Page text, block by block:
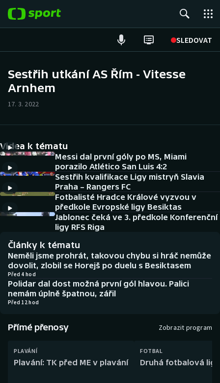
SLEDOVAT
Hokej
Cyklistika
DALŠÍ SPORTY
Americký fotbal
Baseball a softbal
Basketbal
Biatlon
Boby a skeleton
Box
Curling
NEPŘEHLÉDNĚTE
Historické návraty
Aplikace ČT sport
AZ kvíz
Sestřih utkání AS Řím - Vitesse
Arnhem
17. 3. 2022
Videa k tématu
Messi dal první góly po MS, Miami
porazilo Atlético San Luis 4:2
Sestřih kvalifikace Ligy mistryň Slavia
Praha – Rangers FC
Fotbalisté Hradce Králové vyzvou v
předkole Evropské ligy Besiktas
Jablonec čeká ve 3. předkole Konferenční
ligy RFS Riga
Články k tématu
Neměli jsme prohrát, takovou chybu si hráč nemůže
dovolit, zlobil se Horejš po duelu s Besiktasem
Před 4 hod
Polidar dal dost možná první gól hlavou. Palici
nemám úplně špatnou, zářil
Před 12 hod
Přímé přenosy Zobrazit program
PLAVÁNÍ
Plavání: TK před ME v plavání
FOTBAL
Druhá fotbalová